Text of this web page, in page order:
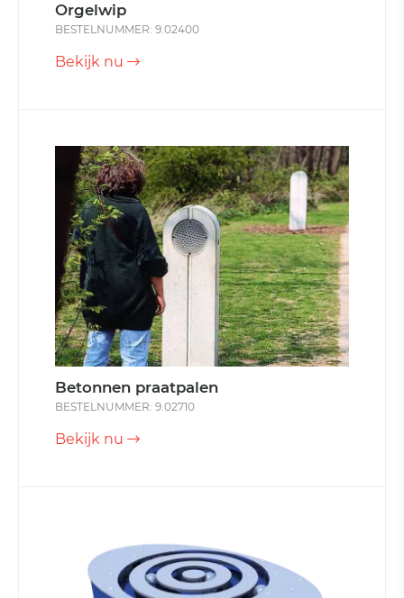
Orgelwip
BESTELNUMMER: 9.02400
Bekijk nu
Betonnen praatpalen
BESTELNUMMER: 9.02710
Bekijk nu